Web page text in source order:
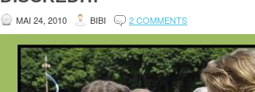
MAI 24, 2010 BIBI 2 COMMENTS